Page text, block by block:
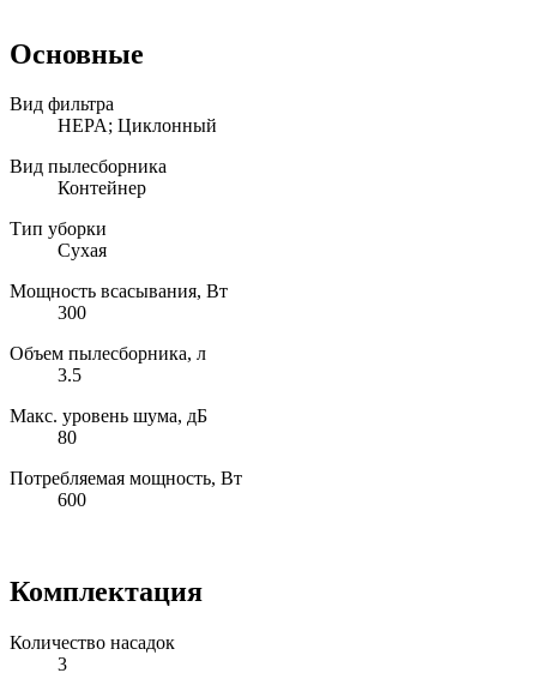
Основные
Вид фильтра
HEPA; Циклонный
Вид пылесборника
Контейнер
Тип уборки
Сухая
Мощность всасывания, Вт
300
Объем пылесборника, л
3.5
Макс. уровень шума, дБ
80
Потребляемая мощность, Вт
600
Комплектация
Количество насадок
3